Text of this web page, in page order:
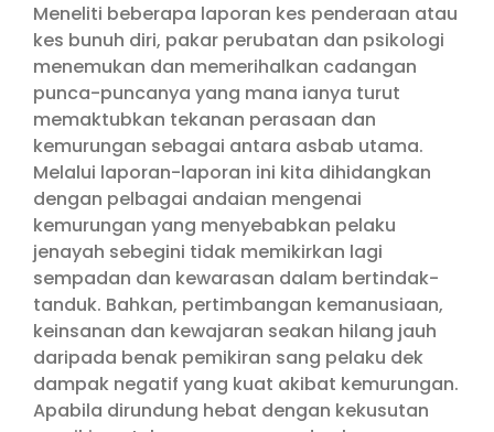
Meneliti beberapa laporan kes penderaan atau
kes bunuh diri, pakar perubatan dan psikologi
menemukan dan memerihalkan cadangan
punca-puncanya yang mana ianya turut
memaktubkan tekanan perasaan dan
kemurungan sebagai antara asbab utama.
Melalui laporan-laporan ini kita dihidangkan
dengan pelbagai andaian mengenai
kemurungan yang menyebabkan pelaku
jenayah sebegini tidak memikirkan lagi
sempadan dan kewarasan dalam bertindak-
tanduk. Bahkan, pertimbangan kemanusiaan,
keinsanan dan kewajaran seakan hilang jauh
daripada benak pemikiran sang pelaku dek
dampak negatif yang kuat akibat kemurungan.
Apabila dirundung hebat dengan kekusutan